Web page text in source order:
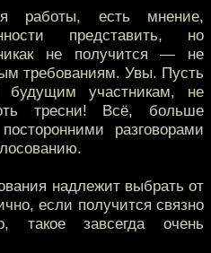
работы, есть мнение,
представить, но
не получится — не
требованиям. Увы. Пусть
будущим участникам, не
тресни! Всё, больше
разговорами
надлежит выбрать от
если получится связно
такое завсегда очень